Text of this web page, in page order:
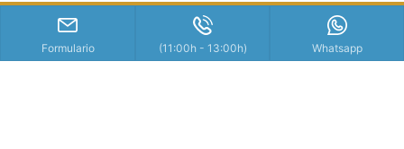
Formulario (11:00h - 13:00h) Whatsapp